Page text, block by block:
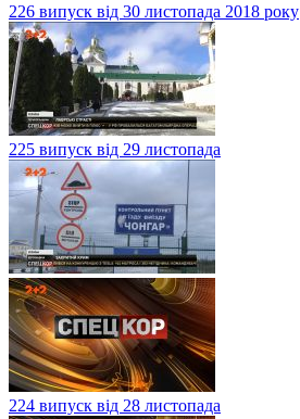
226 випуск від 30 листопада 2018 року
225 випуск від 29 листопада
224 випуск від 28 листопада